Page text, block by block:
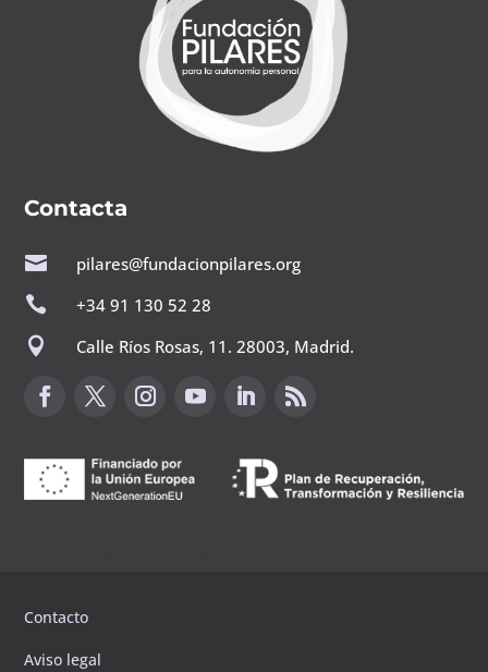
Contacta

pilares@fundacionpilares.org

+34 91 130 52 28

Calle Ríos Rosas, 11. 28003, Madrid.
Contacto
Aviso legal